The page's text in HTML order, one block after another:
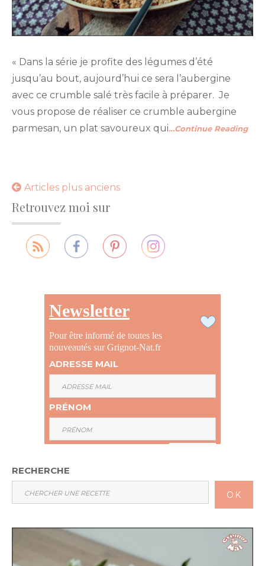
« Dans la série je profite des légumes d’été
jusqu’au bout, aujourd’hui ce sera l’aubergine
avec ce crumble salé très facile à préparer. Je
vous propose de réaliser ce crumble aubergine
parmesan, un plat savoureux qui…Continue Reading
Navigation
des
articles
Articles plus anciens
Retrouvez moi sur
Newsletter
Pour être informé de toutes les
nouveautés sur Grignot-Nat.fr
ADRESSE MAIL
PRÉNOM
RECHERCHE
OK